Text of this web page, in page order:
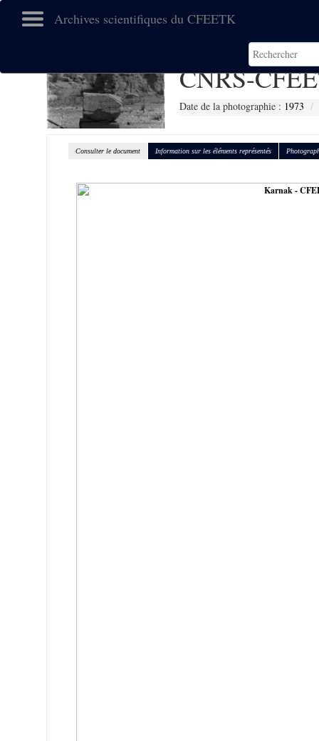
Archives scientifiques du CFEETK
CNRS-
Date de la photographie : 1973
Consulter le document Information sur les éléments représentés